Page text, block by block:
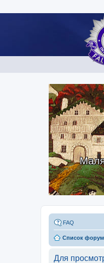
FAQ
Список
Для